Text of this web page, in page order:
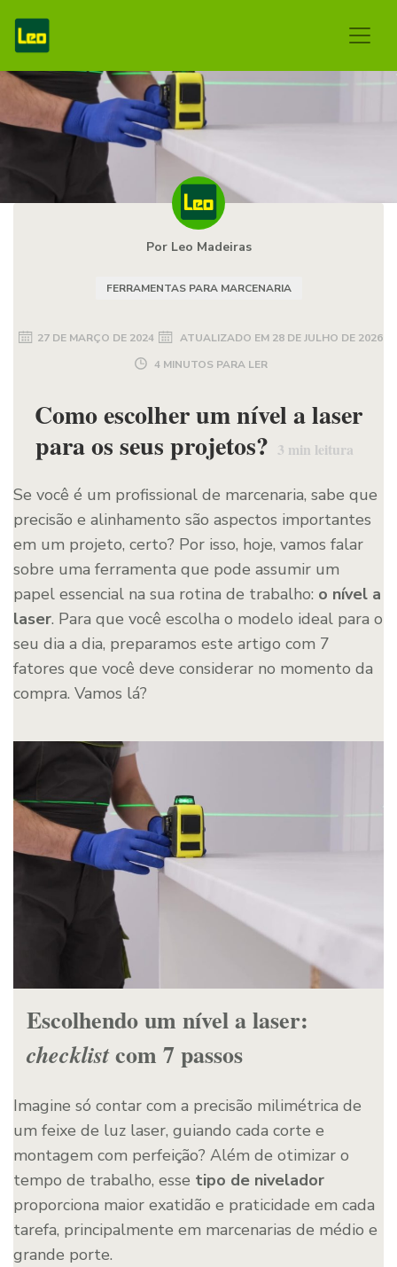
Por Leo Madeiras
FERRAMENTAS PARA MARCENARIA
27 DE MARÇO DE 2024 ATUALIZADO EM 28 DE JULHO DE 2026
4 MINUTOS PARA LER
Como escolher um nível a laser
para os seus projetos? 3 min leitura
Se você é um profissional de marcenaria, sabe que
precisão e alinhamento são aspectos importantes
em um projeto, certo? Por isso, hoje, vamos falar
sobre uma ferramenta que pode assumir um
papel essencial na sua rotina de trabalho: o nível a
laser. Para que você escolha o modelo ideal para o
seu dia a dia, preparamos este artigo com 7
fatores que você deve considerar no momento da
compra. Vamos lá?
Escolhendo um nível a laser:
checklistcom 7 passos
Imagine só contar com a precisão milimétrica de
um feixe de luz laser, guiando cada corte e
montagem com perfeição? Além de otimizar o
tempo de trabalho, esse tipo de nivelador
proporciona maior exatidão e praticidade em cada
tarefa, principalmente em marcenarias de médio e
grande porte.